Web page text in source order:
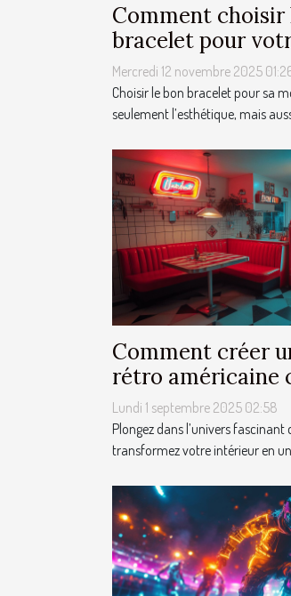
Comment choisir
bracelet pour
Mercredi 12 novembre 2025
Choisir le bon bracelet pour sa
seulement l’esthétique, mais aussi
Comment créer
rétro américaine
Lundi 1 septembre 2025 02:58
Plongez dans l’univers
transformez votre intérieur en